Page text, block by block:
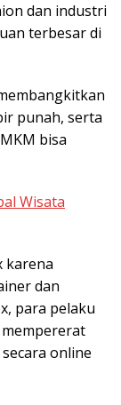
dan industri
terbesar di
punah, serta
bisa
Wisata
karena
dan
para pelaku
online